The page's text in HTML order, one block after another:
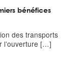
bénéfices
des transports
l’ouverture […]